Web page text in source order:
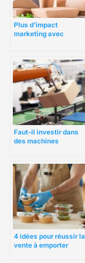
Plus d’impact
marketing avec
Faut-il investir dans
des machines
4 idées pour réussir la
vente à emporter